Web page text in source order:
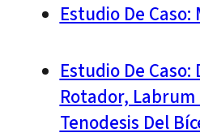
Estudio De
Estudio De
Rotador, Labrum
Tenodesis Del